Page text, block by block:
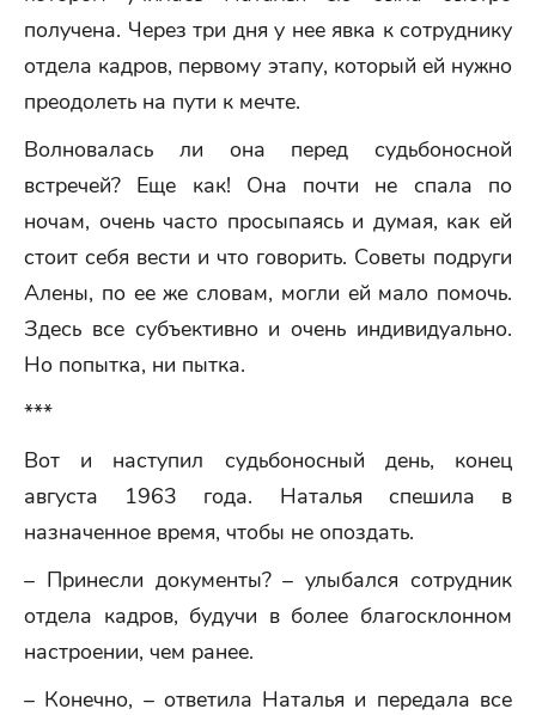
получена. Через три дня у нее явка к сотруднику
отдела кадров, первому этапу, который ей нужно
преодолеть на пути к мечте.
Волновалась ли она перед судьбоносной
встречей? Еще как! Она почти не спала по
ночам, очень часто просыпаясь и думая, как ей
стоит себя вести и что говорить. Советы подруги
Алены, по ее же словам, могли ей мало помочь.
Здесь все субъективно и очень индивидуально.
Но попытка, ни пытка.
***
Вот и наступил судьбоносный день, конец
августа 1963 года. Наталья спешила в
назначенное время, чтобы не опоздать.
– Принесли документы? – улыбался сотрудник
отдела кадров, будучи в более благосклонном
настроении, чем ранее.
– Конечно, – ответила Наталья и передала все